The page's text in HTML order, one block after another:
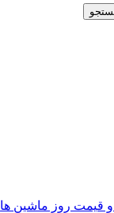
قیمت روز ماشین‌ ها